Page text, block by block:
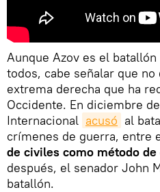
Aunque Azov es el
todos, cabe señalar que
extrema derecha que ha
Occidente. En diciembre
Internacional acusó al
crímenes de guerra, entre
de civiles como método de
después, el senador John
batallón.